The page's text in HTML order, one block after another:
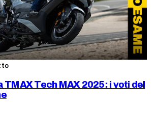
TMAX Tech MAX 2025: i voti del